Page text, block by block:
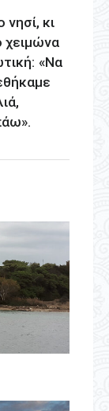
νησί, κι
χειμώνα
«Να